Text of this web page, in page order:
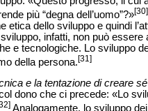
più “degna dell’uomo”?»[30]
etica dello sviluppo e quindi
infatti, non può
e tecnologiche. Lo sviluppo
della persona.[31]
e la tentazione di creare
dono che ci precede: «Lo
Analogamente, lo sviluppo